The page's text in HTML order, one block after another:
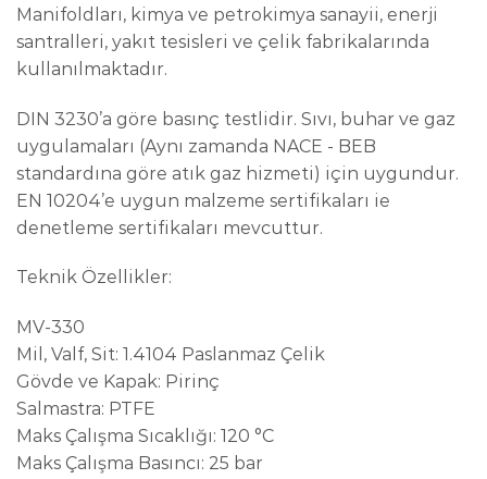
Manifoldları, kimya ve petrokimya sanayii, enerji
santralleri, yakıt tesisleri ve çelik fabrikalarında
kullanılmaktadır.
DIN 3230’a göre basınç testlidir. Sıvı, buhar ve gaz
uygulamaları (Aynı zamanda NACE - BEB
standardına göre atık gaz hizmeti) için uygundur.
EN 10204’e uygun malzeme sertifikaları ie
denetleme sertifikaları mevcuttur.
Teknik Özellikler:
MV-330
Mil, Valf, Sit: 1.4104 Paslanmaz Çelik
Gövde ve Kapak: Pirinç
Salmastra: PTFE
Maks Çalışma Sıcaklığı: 120 °C
Maks Çalışma Basıncı: 25 bar